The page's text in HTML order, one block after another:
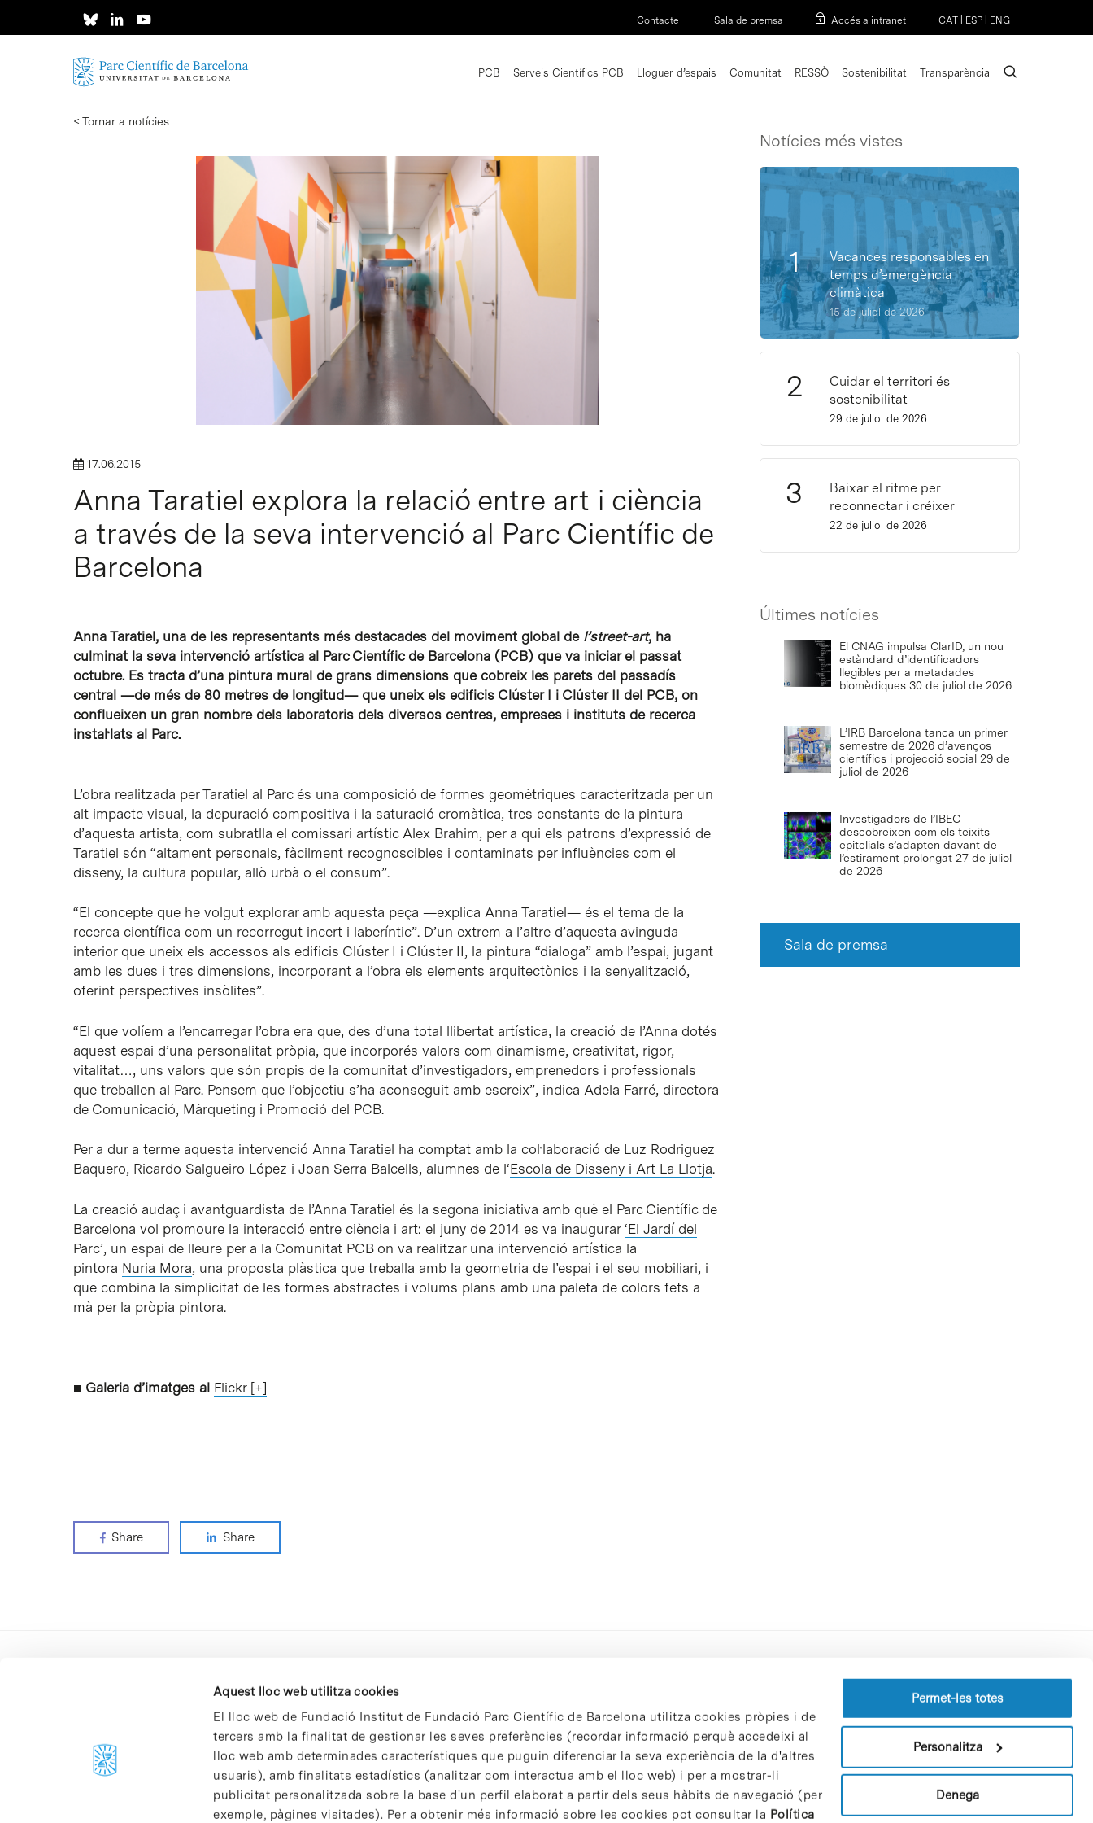
Aquest lloc web utilitza cookies
El lloc web de Fundació Institut de Fundació Parc Científic de Barcelona utilitza cookies pròpies i de
tercers amb la finalitat de gestionar les seves preferències (recordar informació perquè accedeixi al
lloc web amb determinades característiques que puguin diferenciar la seva experiència de la d'altres
usuaris), amb finalitats estadístics (analitzar com interactua amb el lloc web) i per a mostrar-li
publicitat personalitzada sobre la base d'un perfil elaborat a partir dels seus hàbits de navegació (per
exemple, pàgines visitades). Per a obtenir més informació sobre les cookies pot consultar la Política
Permet-les totes
Personalitza
Denega
Contacte Sala de premsa Accés a intranet CAT ESP ENG
PCB Serveis Científics PCB Lloguer d’espais Comunitat RESSÒ Sostenibilitat Transparència search
< Tornar a notícies
17.06.2015
Anna Taratiel explora la relació entre art i ciència
a través de la seva intervenció al Parc Científic de
Barcelona
Anna Taratiel, una de les representants més destacades del moviment global de l’street-art, ha
culminat la seva intervenció artística al Parc Científic de Barcelona (PCB) que va iniciar el passat
octubre. Es tracta d’una pintura mural de grans dimensions que cobreix les parets del passadís
central —de més de 80 metres de longitud— que uneix els edificis Clúster I i Clúster II del PCB, on
conflueixen un gran nombre dels laboratoris dels diversos centres, empreses i instituts de recerca
instal·lats al Parc.
L’obra realitzada per Taratiel al Parc és una composició de formes geomètriques caracteritzada per un
alt impacte visual, la depuració compositiva i la saturació cromàtica, tres constants de la pintura
d’aquesta artista, com subratlla el comissari artístic Alex Brahim, per a qui els patrons d’expressió de
Taratiel són “altament personals, fàcilment recognoscibles i contaminats per influències com el
disseny, la cultura popular, allò urbà o el consum”.
“El concepte que he volgut explorar amb aquesta peça —explica Anna Taratiel— és el tema de la
recerca científica com un recorregut incert i laberíntic”. D’un extrem a l’altre d’aquesta avinguda
interior que uneix els accessos als edificis Clúster I i Clúster II, la pintura “dialoga” amb l’espai, jugant
amb les dues i tres dimensions, incorporant a l’obra els elements arquitectònics i la senyalització,
oferint perspectives insòlites”.
“El que volíem a l’encarregar l’obra era que, des d’una total llibertat artística, la creació de l’Anna dotés
aquest espai d’una personalitat pròpia, que incorporés valors com dinamisme, creativitat, rigor,
vitalitat…, uns valors que són propis de la comunitat d’investigadors, emprenedors i professionals
que treballen al Parc. Pensem que l’objectiu s’ha aconseguit amb escreix”, indica Adela Farré, directora
de Comunicació, Màrqueting i Promoció del PCB.
Per a dur a terme aquesta intervenció Anna Taratiel ha comptat amb la col·laboració de Luz Rodriguez
Baquero, Ricardo Salgueiro López i Joan Serra Balcells, alumnes de l‘Escola de Disseny i Art La Llotja.
La creació audaç i avantguardista de l’Anna Taratiel és la segona iniciativa amb què el Parc Científic de
Barcelona vol promoure la interacció entre ciència i art: el juny de 2014 es va inaugurar ‘El Jardí del
Parc’, un espai de lleure per a la Comunitat PCB on va realitzar una intervenció artística la
pintora Nuria Mora, una proposta plàstica que treballa amb la geometria de l’espai i el seu mobiliari, i
que combina la simplicitat de les formes abstractes i volums plans amb una paleta de colors fets a
mà per la pròpia pintora.
■ Galeria d’imatges al Flickr [+]
Share Share
Notícies més vistes
Vacances responsables en
temps d’emergència
climàtica
15 de juliol de 2026
Cuidar el territori és
sostenibilitat
29 de juliol de 2026
Baixar el ritme per
reconnectar i créixer
22 de juliol de 2026
Últimes notícies
El CNAG impulsa ClarID, un nou
estàndard d’identificadors
llegibles per a metadades
biomèdiques 30 de juliol de 2026
L’IRB Barcelona tanca un primer
semestre de 2026 d’avenços
científics i projecció social 29 de
juliol de 2026
Investigadors de l’IBEC
descobreixen com els teixits
epitelials s’adapten davant de
l’estirament prolongat 27 de juliol
de 2026
Sala de premsa
C/Baldiri Reixac, 4-12 i 15
Perfil del contractant
Política de privacitat
Avís Legal
Política de cookies
Patrons i patrocinadors
Borsa de treball
Contacte